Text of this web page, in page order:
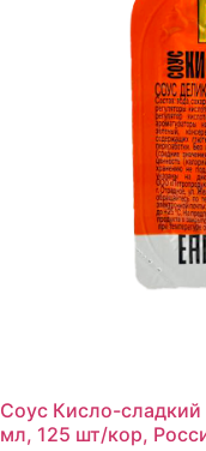
Соус Кисло-сладкий
мл, 125 шт/кор,